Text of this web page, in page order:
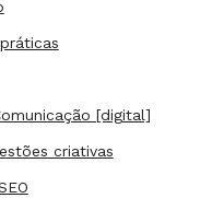
[digital]
criativas